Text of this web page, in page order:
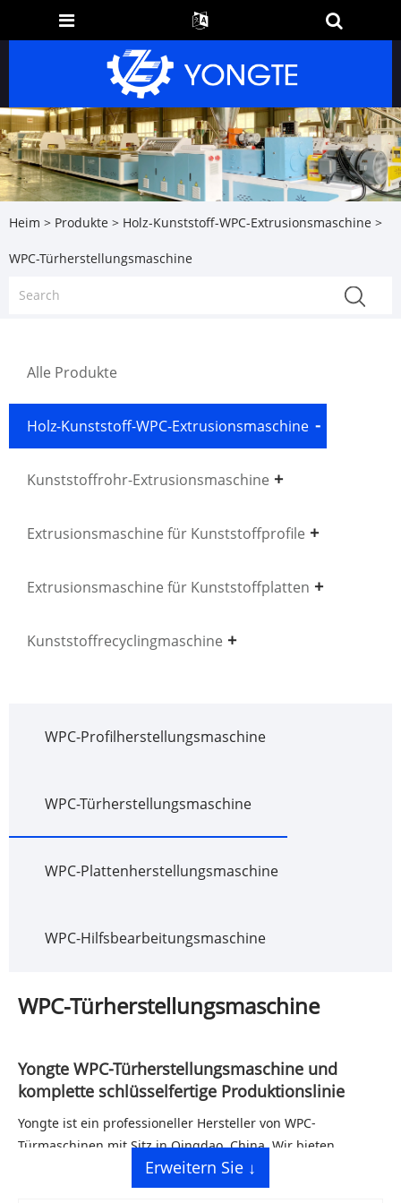
Heim > Produkte > Holz-Kunststoff-WPC-Extrusionsmaschine >
WPC-Türherstellungsmaschine
Alle Produkte
Holz-Kunststoff-WPC-Extrusionsmaschine
Kunststoffrohr-Extrusionsmaschine
Extrusionsmaschine für Kunststoffprofile
Extrusionsmaschine für Kunststoffplatten
Kunststoffrecyclingmaschine
WPC-Profilherstellungsmaschine
WPC-Türherstellungsmaschine
WPC-Plattenherstellungsmaschine
WPC-Hilfsbearbeitungsmaschine
WPC-Türherstellungsmaschine
Yongte WPC-Türherstellungsmaschine und
komplette schlüsselfertige Produktionslinie
Yongte ist ein professioneller Hersteller von WPC-
Türmaschinen mit Sitz in Qingdao, China. Wir bieten
komplette schlüsselfertige Lösungen für die WPC-Tür- und
Türrahmenproduktion mit CE-Zertifizierung, 3 Jahren
Erweitern Sie ↓